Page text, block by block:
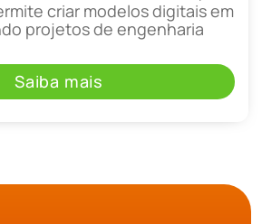
criar modelos digitais em
projetos de engenharia
Saiba mais